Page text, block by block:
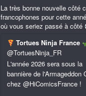
La très bonne nouvelle côté
francophones pour cette
où vous seriez passé à côté
Tortues Ninja France
@TortuesNinja_FR
L'année 2026 sera sous la
bannière de l'Armageddon
chez @HiComicsFrance !